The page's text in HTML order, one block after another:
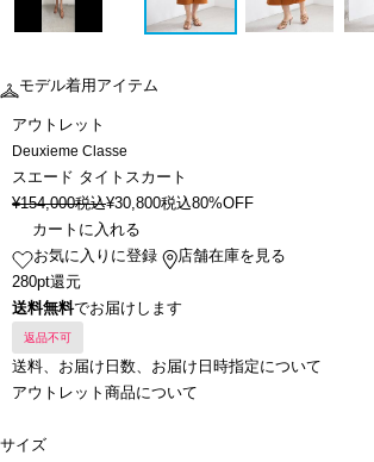
モデル着用アイテム
アウトレット
Deuxieme Classe
スエード タイトスカート
¥154,000税込¥30,800税込80%OFF
カートに入れる
お気に入りに登録
店舗在庫を見る
280pt還元
送料無料でお届けします
返品不可
送料、お届け日数、お届け日時指定について
アウトレット商品について
サイズ